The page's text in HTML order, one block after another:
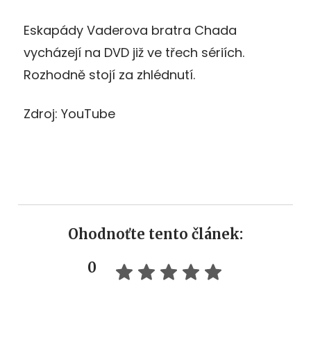
Eskapády Vaderova bratra Chada
vycházejí na DVD již ve třech sériích.
Rozhodně stojí za zhlédnutí.
Zdroj: YouTube
Ohodnoťte tento článek:
0